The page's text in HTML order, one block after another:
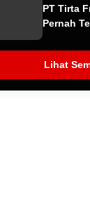
PT Tirta
Pernah
Dugaan
Diselidiki
Lihat